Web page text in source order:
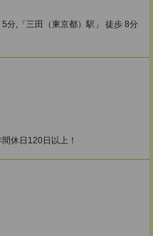
分,「三田（東京都）駅」 徒歩 8分
休日120日以上！